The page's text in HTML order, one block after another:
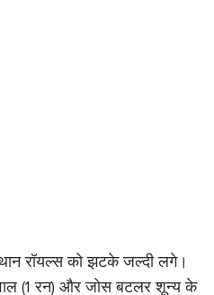
रॉयल्स को झटके जल्दी लगे।
(1 रन) और जोस बटलर शून्य के